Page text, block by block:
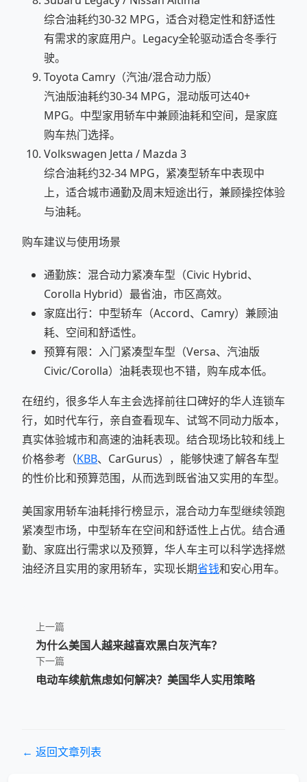
综合油耗约30-32 MPG，适合对稳定性和舒适性
有需求的家庭用户。Legacy全轮驱动适合冬季行
驶。
Toyota Camry（汽油/混合动力版）
汽油版油耗约30-34 MPG，混动版可达40+
MPG。中型家用轿车中兼顾油耗和空间，是家庭
购车热门选择。
Volkswagen Jetta / Mazda 3
综合油耗约32-34 MPG，紧凑型轿车中表现中
上，适合城市通勤及周末短途出行，兼顾操控体验
与油耗。
购车建议与使用场景
通勤族：混合动力紧凑车型（Civic Hybrid、
Corolla Hybrid）最省油，市区高效。
家庭出行：中型轿车（Accord、Camry）兼顾油
耗、空间和舒适性。
预算有限：入门紧凑型车型（Versa、汽油版
Civic/Corolla）油耗表现也不错，购车成本低。
在纽约，很多华人车主会选择前往口碑好的华人连锁车
行，如时代车行，亲自查看现车、试驾不同动力版本，
真实体验城市和高速的油耗表现。结合现场比较和线上
价格参考（KBB、CarGurus），能够快速了解各车型
的性价比和预算范围，从而选到既省油又实用的车型。
美国家用轿车油耗排行榜显示，混合动力车型继续领跑
紧凑型市场，中型轿车在空间和舒适性上占优。结合通
勤、家庭出行需求以及预算，华人车主可以科学选择燃
油经济且实用的家用轿车，实现长期省钱和安心用车。
上一篇
为什么美国人越来越喜欢黑白灰汽车？
下一篇
电动车续航焦虑如何解决？美国华人实用策略
← 返回文章列表